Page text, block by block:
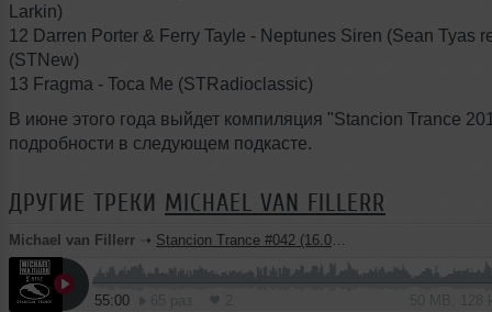
Larkin)
12 Darren Porter & Ferry Tayle - Neptunes Siren (Sean Tyas
(STNew)
13 Fragma - Toca Me (STRadioclassic)
В июне этого года выйдет компиляция "Stancion Trance
подробности в следующем подкасте.
ДРУГИЕ ТРЕКИ MICHAEL VAN FILLERR
Michael van Fillerr ➝ Stancion Trance #042 (16.05.2015) (Radio INPUT)
55:00